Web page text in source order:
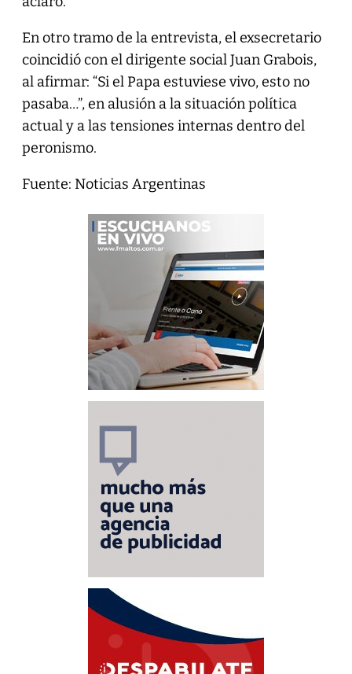
En otro tramo de la entrevista, el exsecretario
coincidió con el dirigente social Juan Grabois,
al afirmar: “Si el Papa estuviese vivo, esto no
pasaba…”, en alusión a la situación política
actual y a las tensiones internas dentro del
peronismo.
Fuente: Noticias Argentinas